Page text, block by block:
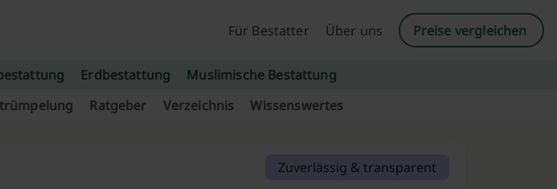
Für Bestatter
Über uns Preise vergleichen
Erdbestattung
Muslimische Bestattung
Ratgeber Verzeichnis Wissenswertes
Zuverlässig & transparent